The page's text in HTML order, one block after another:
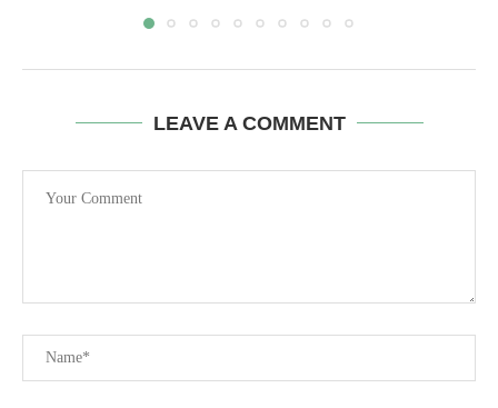
LEAVE A COMMENT